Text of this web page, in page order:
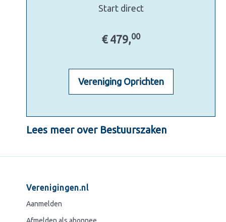
Start direct
€ 479,00
Vereniging Oprichten
Lees meer over Bestuurszaken
Verenigingen.nl
Aanmelden